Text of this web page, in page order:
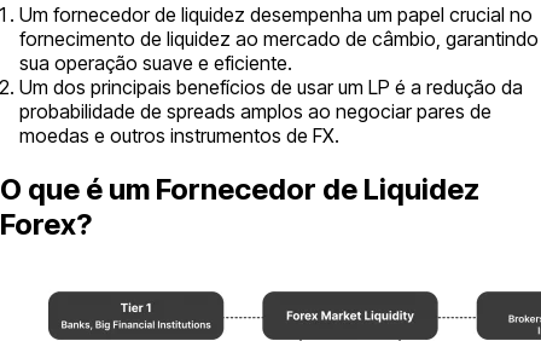
Um fornecedor de liquidez desempenha um papel crucial no
fornecimento de liquidez ao mercado de câmbio, garantindo
sua operação suave e eficiente.
Um dos principais benefícios de usar um LP é a redução da
probabilidade de spreads amplos ao negociar pares de
moedas e outros instrumentos de FX.
O que é um Fornecedor de Liquidez
Forex?